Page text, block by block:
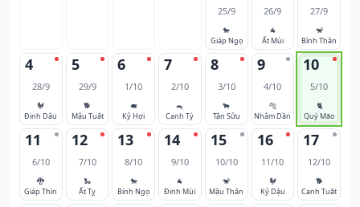
25/9
🐎
Giáp Ngọ
26/9
🐐
Ất Mùi
27/9
🐒
Bính Thân
4
28/9
🐓
Đinh Dậu
5
29/9
🐕
Mậu Tuất
6
1/10
🐖
Kỷ Hợi
7
2/10
🐀
Canh Tý
8
3/10
🐂
Tân Sửu
9
4/10
🐅
Nhâm Dần
10
5/10
🐈
Quý Mão
11
6/10
🐉
Giáp Thìn
12
7/10
🐍
Ất Tỵ
13
8/10
🐎
Bính Ngọ
14
9/10
🐐
Đinh Mùi
15
10/10
🐒
Mậu Thân
16
11/10
🐓
Kỷ Dậu
17
12/10
🐕
Canh Tuất